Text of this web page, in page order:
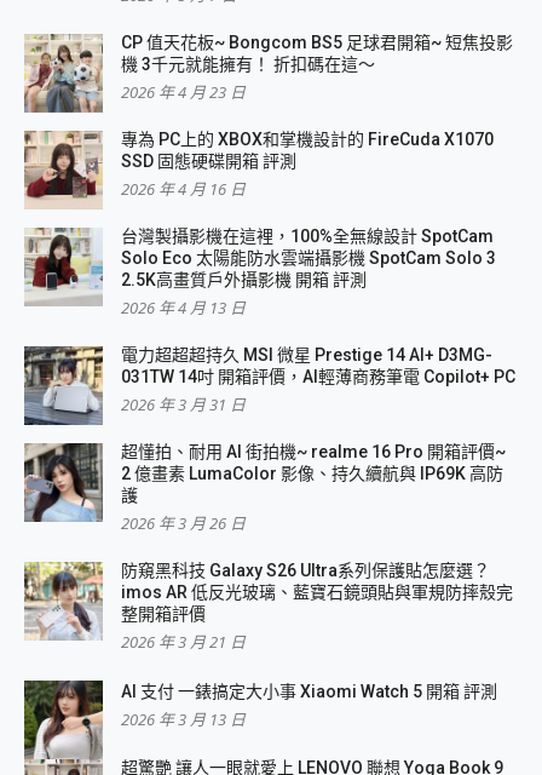
CP 值天花板~ Bongcom BS5 足球君開箱~ 短焦投影
機 3千元就能擁有！ 折扣碼在這～
2026 年 4 月 23 日
專為 PC上的 XBOX和掌機設計的 FireCuda X1070
SSD 固態硬碟開箱 評測
2026 年 4 月 16 日
台灣製攝影機在這裡，100%全無線設計 SpotCam
Solo Eco 太陽能防水雲端攝影機 SpotCam Solo 3
2.5K高畫質戶外攝影機 開箱 評測
2026 年 4 月 13 日
電力超超超持久 MSI 微星 Prestige 14 AI+ D3MG-
031TW 14吋 開箱評價，AI輕薄商務筆電 Copilot+ PC
2026 年 3 月 31 日
超懂拍、耐用 AI 街拍機~ realme 16 Pro 開箱評價~
2 億畫素 LumaColor 影像、持久續航與 IP69K 高防
護
2026 年 3 月 26 日
防窺黑科技 Galaxy S26 Ultra系列保護貼怎麼選？
imos AR 低反光玻璃、藍寶石鏡頭貼與軍規防摔殼完
整開箱評價
2026 年 3 月 21 日
AI 支付 一錶搞定大小事 Xiaomi Watch 5 開箱 評測
2026 年 3 月 13 日
超驚艷 讓人一眼就愛上 LENOVO 聯想 Yoga Book 9